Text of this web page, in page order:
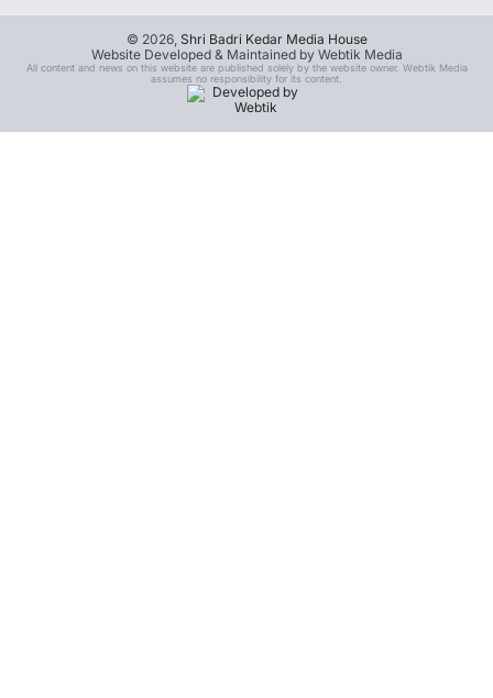
© 2026, Shri Badri Kedar Media House
Website Developed & Maintained by Webtik Media
All content and news on this website are published solely by the website owner. Webtik Media
assumes no responsibility for its content.